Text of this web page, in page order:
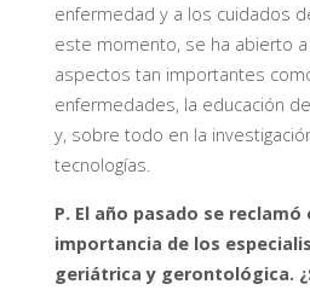
enfermedad y a los cuidados
este momento, se ha abierto
aspectos tan importantes
enfermedades, la educación
y, sobre todo en la
tecnologías.
P. El año pasado se
importancia de los
geriátrica y gerontológica.